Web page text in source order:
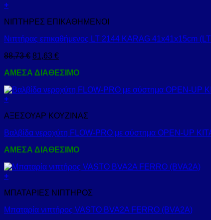
+
ΝΙΠΤΗΡΕΣ ΕΠΙΚΑΘΗΜΕΝΟΙ
Νιπτήρας επικαθήμενος LT 2144 KARAG 41x41x15cm
88,73€ 81,63 €
ΑΜΕΣΑ ΔΙΑΘΕΣΙΜΟ
+
ΑΞΕΣΟΥΑΡ ΚΟΥΖΙΝΑΣ
Βαλβίδα νεροχύτη FLOW-PRO με σύστημα OPEN-UP
ΑΜΕΣΑ ΔΙΑΘΕΣΙΜΟ
+
ΜΠΑΤΑΡΙΕΣ ΝΙΠΤΗΡΟΣ
Μπαταρία νιπτήρος VASTO BVA2A FERRO (BVA2A)